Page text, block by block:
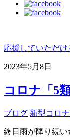
応援していただけ
2023年5月8日
コロナ「5
ブログ 新型コロ
終日雨が降り続い